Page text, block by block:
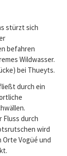
stürzt sich
befahren
Wildwasser.
bei Thueyts.
durch ein
Fluss durch
wird
Orte Vogüé und